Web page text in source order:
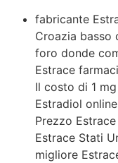
fabricante
Croazia basso
foro donde
Estrace
Il costo di 1
Estradiol
Prezzo
Estrace Stati
migliore